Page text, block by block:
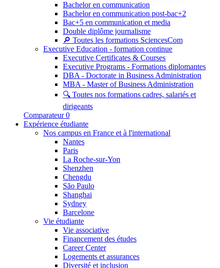
Bachelor en communication
Bachelor en communication post-bac+2
Bac+5 en communication et media
Double diplôme journalisme
🔎 Toutes les formations SciencesCom
Executive Education - formation continue
Executive Certificates & Courses
Executive Programs - Formations diplomantes
DBA - Doctorate in Business Administration
MBA - Master of Business Administration
🔍 Toutes nos formations cadres, salariés et
dirigeants
Comparateur 0
Expérience étudiante
Nos campus en France et à l'international
Nantes
Paris
La Roche-sur-Yon
Shenzhen
Chengdu
São Paulo
Shanghai
Sydney
Barcelone
Vie étudiante
Vie associative
Financement des études
Career Center
Logements et assurances
Diversité et inclusion